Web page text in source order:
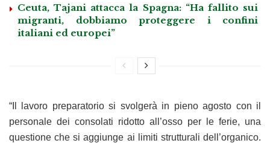
Ceuta, Tajani attacca la Spagna: “Ha fallito sui
migranti, dobbiamo proteggere i confini
italiani ed europei”
“Il lavoro preparatorio si svolgerà in pieno agosto con il
personale dei consolati ridotto all’osso per le ferie, una
questione che si aggiunge ai limiti strutturali dell’organico.